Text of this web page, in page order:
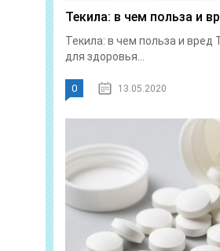
Текила: в чем польза и
Текила: в чем польза и вред
для здоровья...
0 13.05.2020